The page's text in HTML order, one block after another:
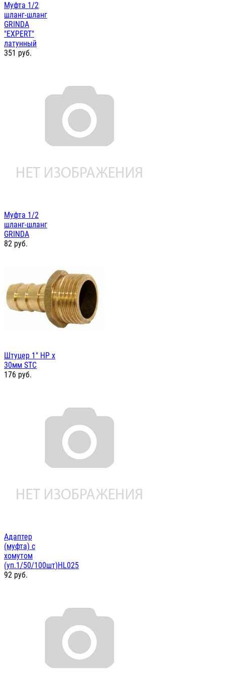
Муфта 1/2
шланг-шланг
GRINDA
"EXPERT"
латунный
351 руб.
Муфта 1/2
шланг-шланг
GRINDA
82 руб.
Штуцер 1" НР х
30мм STC
176 руб.
Адаптер
(муфта) с
хомутом
(уп.1/50/100шт)HL025
92 руб.